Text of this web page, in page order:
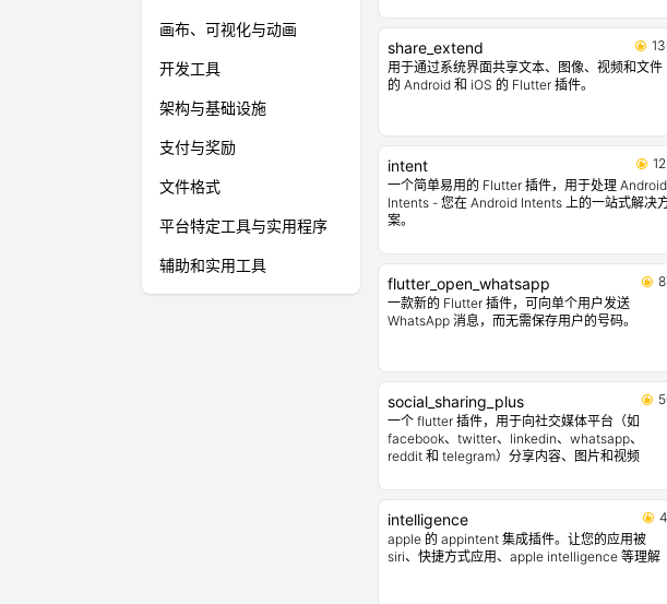
画布、可视化与动画
开发工具
架构与基础设施
支付与奖励
文件格式
平台特定工具与实用程序
辅助和实用工具
share_extend
用于通过系统界面共享文本、图像、视频和文件
的 Android 和 iOS 的 Flutter 插件。
intent
一个简单易用的 Flutter 插件，用于处理 Android
Intents - 您在 Android Intents 上的一站式解决
案。
flutter_open_whatsapp
一款新的 Flutter 插件，可向单个用户发送
WhatsApp 消息，而无需保存用户的号码。
social_sharing_plus
一个 flutter 插件，用于向社交媒体平台（如
facebook、twitter、linkedin、whatsapp、
reddit 和 telegram）分享内容、图片和视频
intelligence
apple 的 appintent 集成插件。让您的应用被
siri、快捷方式应用、apple intelligence 等理解